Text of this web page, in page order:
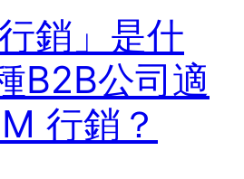
銷」是什
B2B公司適
行銷？